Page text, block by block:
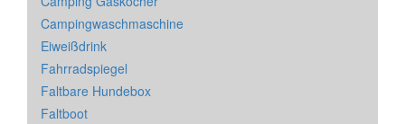
Campingwaschmaschine
Eiweißdrink
Fahrradspiegel
Faltbare Hundebox
Faltboot